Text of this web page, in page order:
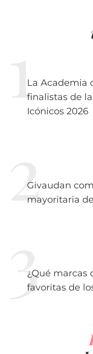
La Academia
finalistas de
Icónicos 2026
Givaudan
mayoritaria
¿Qué marcas
favoritas de